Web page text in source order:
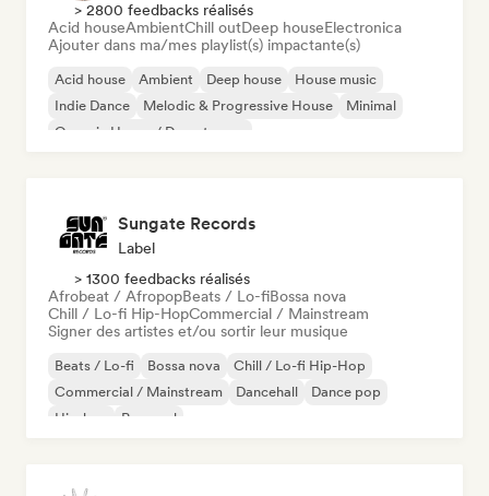
> 2800 feedbacks réalisés
Acid houseAmbientChill outDeep houseElectronica
Ajouter dans ma/mes playlist(s) impactante(s)
Acid house Ambient Deep house
House music
Indie Dance
Melodic & Progressive House
Minimal
Organic House / Downtempo
Sungate Records
Label
> 1300 feedbacks réalisés
Afrobeat / AfropopBeats / Lo-fiBossa nova
Chill / Lo-fi Hip-HopCommercial / Mainstream
Signer des artistes et/ou sortir leur musique
Beats / Lo-fi Bossa nova
Chill / Lo-fi Hip-Hop
Commercial / Mainstream
Dancehall
Dance pop
Hip-hop
Pop soul